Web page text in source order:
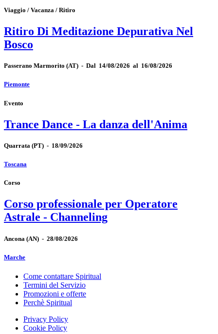
Viaggio / Vacanza / Ritiro
Ritiro Di Meditazione Depurativa Nel
Bosco
Passerano Marmorito (AT) - Dal 14/08/2026 al 16/08/2026
Piemonte
Evento
Trance Dance - La danza dell'Anima
Quarrata (PT) - 18/09/2026
Toscana
Corso
Corso professionale per Operatore
Astrale - Channeling
Ancona (AN) - 28/08/2026
Marche
Come contattare Spiritual
Termini del Servizio
Promozioni e offerte
Perchè Spiritual
Privacy Policy
Cookie Policy